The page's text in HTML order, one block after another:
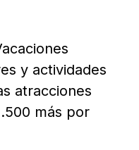
y actividades
atracciones
más por